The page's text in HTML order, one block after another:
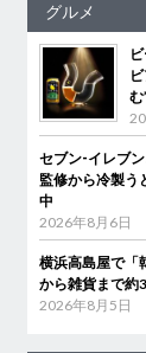
グルメ
セブン‐イレブ
監修から冷製う
中
2026年8月6日
横浜高島屋で
から雑貨まで約
2026年8月5日